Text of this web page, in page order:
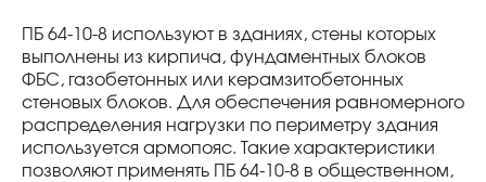
ПБ 64-10-8 используют в зданиях, стены которых
выполнены из кирпича, фундаментных блоков
ФБС, газобетонных или керамзитобетонных
стеновых блоков. Для обеспечения равномерного
распределения нагрузки по периметру здания
используется армопояс. Такие характеристики
позволяют применять ПБ 64-10-8 в общественном,